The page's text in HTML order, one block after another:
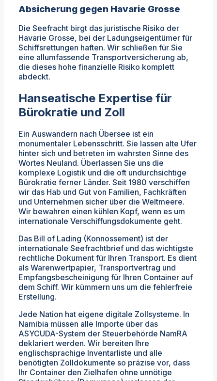
Absicherung gegen Havarie Grosse
Die Seefracht birgt das juristische Risiko der
Havarie Grosse, bei der Ladungseigentümer für
Schiffsrettungen haften. Wir schließen für Sie
eine allumfassende Transportversicherung ab,
die dieses hohe finanzielle Risiko komplett
abdeckt.
Hanseatische Expertise für
Bürokratie und Zoll
Ein Auswandern nach Übersee ist ein
monumentaler Lebensschritt. Sie lassen alte Ufer
hinter sich und betreten im wahrsten Sinne des
Wortes Neuland. Überlassen Sie uns die
komplexe Logistik und die oft undurchsichtige
Bürokratie ferner Länder. Seit 1980 verschiffen
wir das Hab und Gut von Familien, Fachkräften
und Unternehmen sicher über die Weltmeere.
Wir bewahren einen kühlen Kopf, wenn es um
internationale Verschiffungsdokumente geht.
Das Bill of Lading (Konnossement) ist der
internationale Seefrachtbrief und das wichtigste
rechtliche Dokument für Ihren Transport. Es dient
als Warenwertpapier, Transportvertrag und
Empfangsbescheinigung für Ihren Container auf
dem Schiff. Wir kümmern uns um die fehlerfreie
Erstellung.
Jede Nation hat eigene digitale Zollsysteme. In
Namibia müssen alle Importe über das
ASYCUDA-System der Steuerbehörde NamRA
deklariert werden. Wir bereiten Ihre
englischsprachige Inventarliste und alle
benötigten Zolldokumente so präzise vor, dass
Ihr Container den Zielhafen ohne unnötige